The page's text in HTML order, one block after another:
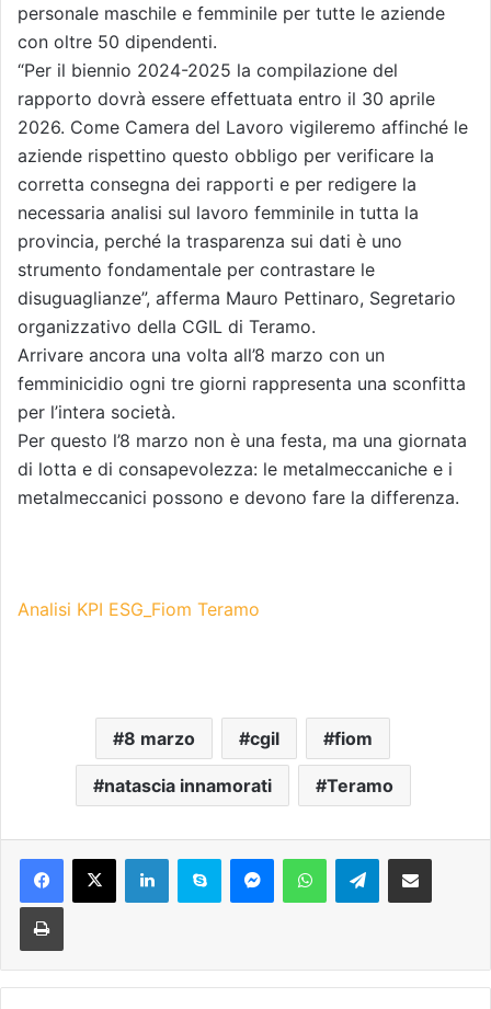
personale maschile e femminile per tutte le aziende
con oltre 50 dipendenti.
“Per il biennio 2024-2025 la compilazione del
rapporto dovrà essere effettuata entro il 30 aprile
2026. Come Camera del Lavoro vigileremo affinché le
aziende rispettino questo obbligo per verificare la
corretta consegna dei rapporti e per redigere la
necessaria analisi sul lavoro femminile in tutta la
provincia, perché la trasparenza sui dati è uno
strumento fondamentale per contrastare le
disuguaglianze”, afferma Mauro Pettinaro, Segretario
organizzativo della CGIL di Teramo.
Arrivare ancora una volta all’8 marzo con un
femminicidio ogni tre giorni rappresenta una sconfitta
per l’intera società.
Per questo l’8 marzo non è una festa, ma una giornata
di lotta e di consapevolezza: le metalmeccaniche e i
metalmeccanici possono e devono fare la differenza.
Analisi KPI ESG_Fiom Teramo
8 marzo cgil fiom
natascia innamorati Teramo
Telegram